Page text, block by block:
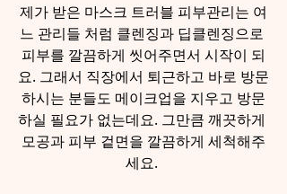
제가 받은 마스크 트러블 피부관리는 여
느 관리들 처럼 클렌징과 딥클렌징으로
피부를 깔끔하게 씻어주면서 시작이 되
요. 그래서 직장에서 퇴근하고 바로 방문
하시는 분들도 메이크업을 지우고 방문
하실 필요가 없는데요. 그만큼 깨끗하게
모공과 피부 겉면을 깔끔하게 세척해주
세요.